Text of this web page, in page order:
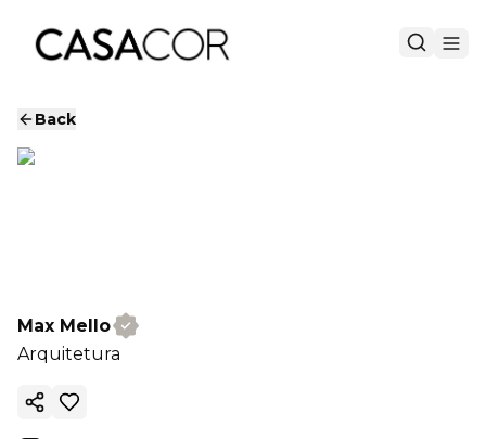
Back
Max Mello
Arquitetura
Copy ink